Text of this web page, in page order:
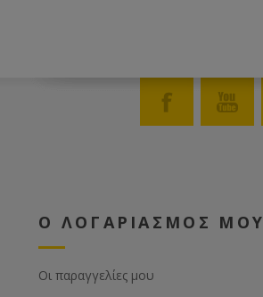
Ο ΛΟΓΑΡΙΑΣΜΟΣ ΜΟΥ
Οι παραγγελίες μου